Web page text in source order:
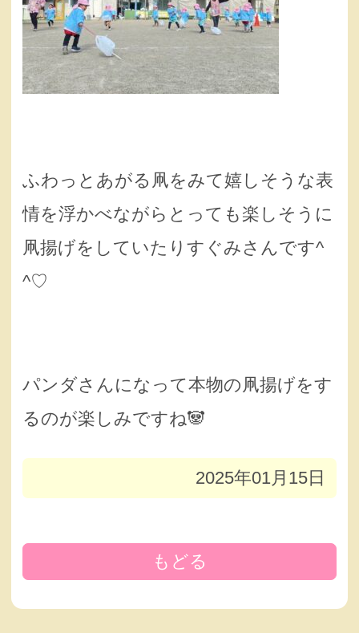
ふわっとあがる凧をみて嬉しそうな表
情を浮かべながらとっても楽しそうに
凧揚げをしていたりすぐみさんです^
^♡
パンダさんになって本物の凧揚げをす
るのが楽しみですね🐼
2025年01月15日
もどる